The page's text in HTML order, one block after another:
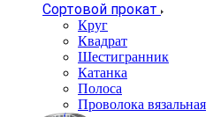
Сортовой прокат
Круг
Квадрат
Шестигранник
Катанка
Полоса
Проволока вязальная